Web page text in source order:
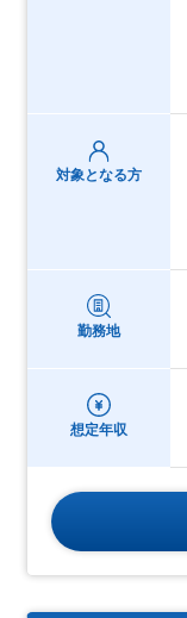
対象となる方
勤務地
想定年収